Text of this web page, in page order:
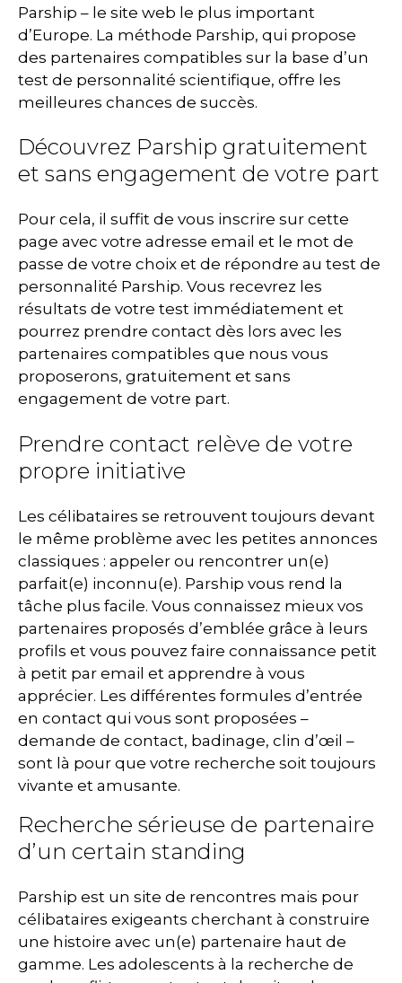
Parship – le site web le plus important
d’Europe. La méthode Parship, qui propose
des partenaires compatibles sur la base d’un
test de personnalité scientifique, offre les
meilleures chances de succès.
Découvrez Parship gratuitement
et sans engagement de votre part
Pour cela, il suffit de vous inscrire sur cette
page avec votre adresse email et le mot de
passe de votre choix et de répondre au test de
personnalité Parship. Vous recevrez les
résultats de votre test immédiatement et
pourrez prendre contact dès lors avec les
partenaires compatibles que nous vous
proposerons, gratuitement et sans
engagement de votre part.
Prendre contact relève de votre
propre initiative
Les célibataires se retrouvent toujours devant
le même problème avec les petites annonces
classiques : appeler ou rencontrer un(e)
parfait(e) inconnu(e). Parship vous rend la
tâche plus facile. Vous connaissez mieux vos
partenaires proposés d’emblée grâce à leurs
profils et vous pouvez faire connaissance petit
à petit par email et apprendre à vous
apprécier. Les différentes formules d’entrée
en contact qui vous sont proposées –
demande de contact, badinage, clin d’œil –
sont là pour que votre recherche soit toujours
vivante et amusante.
Recherche sérieuse de partenaire
d’un certain standing
Parship est un site de rencontres mais pour
célibataires exigeants cherchant à construire
une histoire avec un(e) partenaire haut de
gamme. Les adolescents à la recherche de